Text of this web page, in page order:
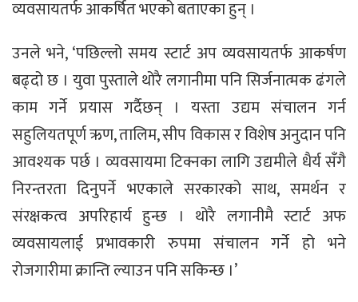
व्यवसायतर्फ आकर्षित भएको बताएका हुन् ।
उनले भने, ‘पछिल्लो समय स्टार्ट अप व्यवसायतर्फ आकर्षण
बढ्दो छ । युवा पुस्ताले थोरै लगानीमा पनि सिर्जनात्मक ढंगले
काम गर्ने प्रयास गर्दैछन् । यस्ता उद्यम संचालन गर्न
सहुलियतपूर्ण ऋण, तालिम, सीप विकास र विशेष अनुदान पनि
आवश्यक पर्छ । व्यवसायमा टिक्नका लागि उद्यमीले धैर्य सँगै
निरन्तरता दिनुपर्ने भएकाले सरकारको साथ, समर्थन र
संरक्षकत्व अपरिहार्य हुन्छ । थोरै लगानीमै स्टार्ट अफ
व्यवसायलाई प्रभावकारी रुपमा संचालन गर्ने हो भने
रोजगारीमा क्रान्ति ल्याउन पनि सकिन्छ ।’